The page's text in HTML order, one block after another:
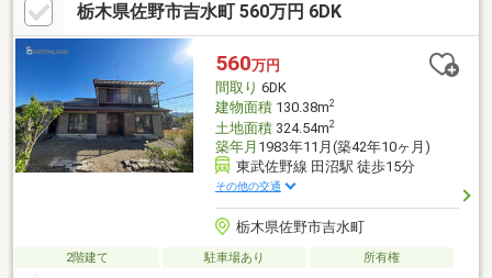
栃木県佐野市吉水町 560万円 6DK
560万円
間取り 6DK
建物面積130.38m2
土地面積324.54m2
築年月 1983年11月(築42年10ヶ月)
東武佐野線 田沼駅 徒歩15分
その他の交通
栃木県佐野市吉水町
2階建て 駐車場あり 所有権